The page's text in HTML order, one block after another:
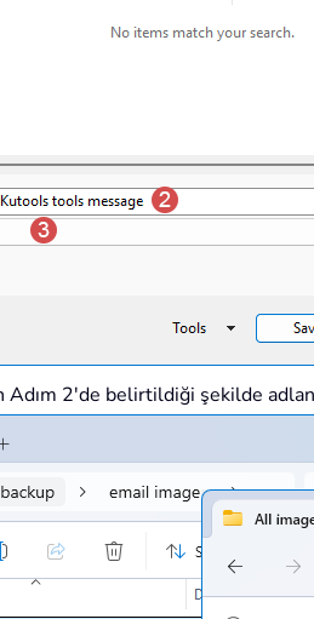
Adım 2'de belirtildiği şekilde